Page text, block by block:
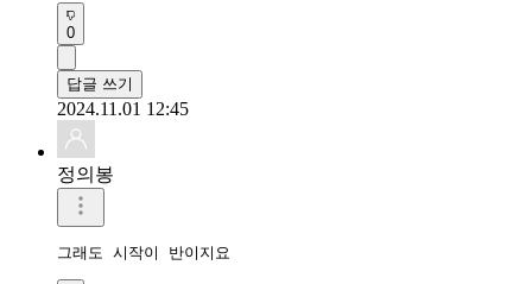
0
답글 쓰기
2024.11.01 12:45
정의봉
그래도 시작이 반이지요